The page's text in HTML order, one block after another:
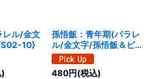
レル/金文
10}
孫悟飯：青年期(パラレ
ル/金文字/孫悟飯＆ピッ
コロ)【SR☆】{FB02-
018}
480円(税込)